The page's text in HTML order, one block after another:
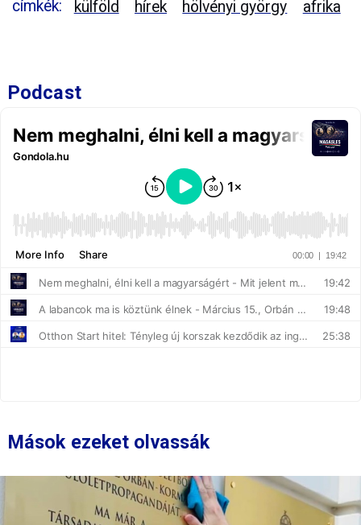
címkék: külföld hírek hölvényi györgy afrika
Podcast
Mások ezeket olvassák